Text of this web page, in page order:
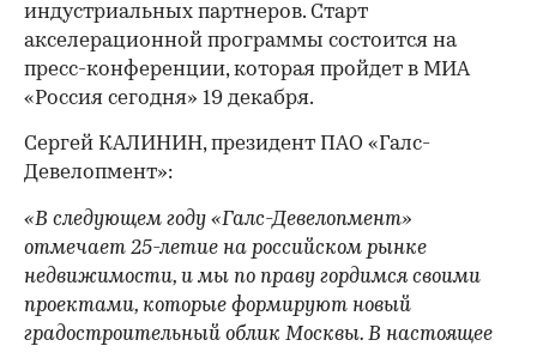
индустриальных партнеров. Старт
акселерационной программы состоится на
пресс-конференции, которая пройдет в МИА
«Россия сегодня» 19 декабря.
Сергей КАЛИНИН, президент ПАО «Галс-
Девелопмент»:
«В следующем году «Галс-Девелопмент»
отмечает 25-летие на российском рынке
недвижимости, и мы по праву гордимся своими
проектами, которые формируют новый
градостроительный облик Москвы. В настоящее